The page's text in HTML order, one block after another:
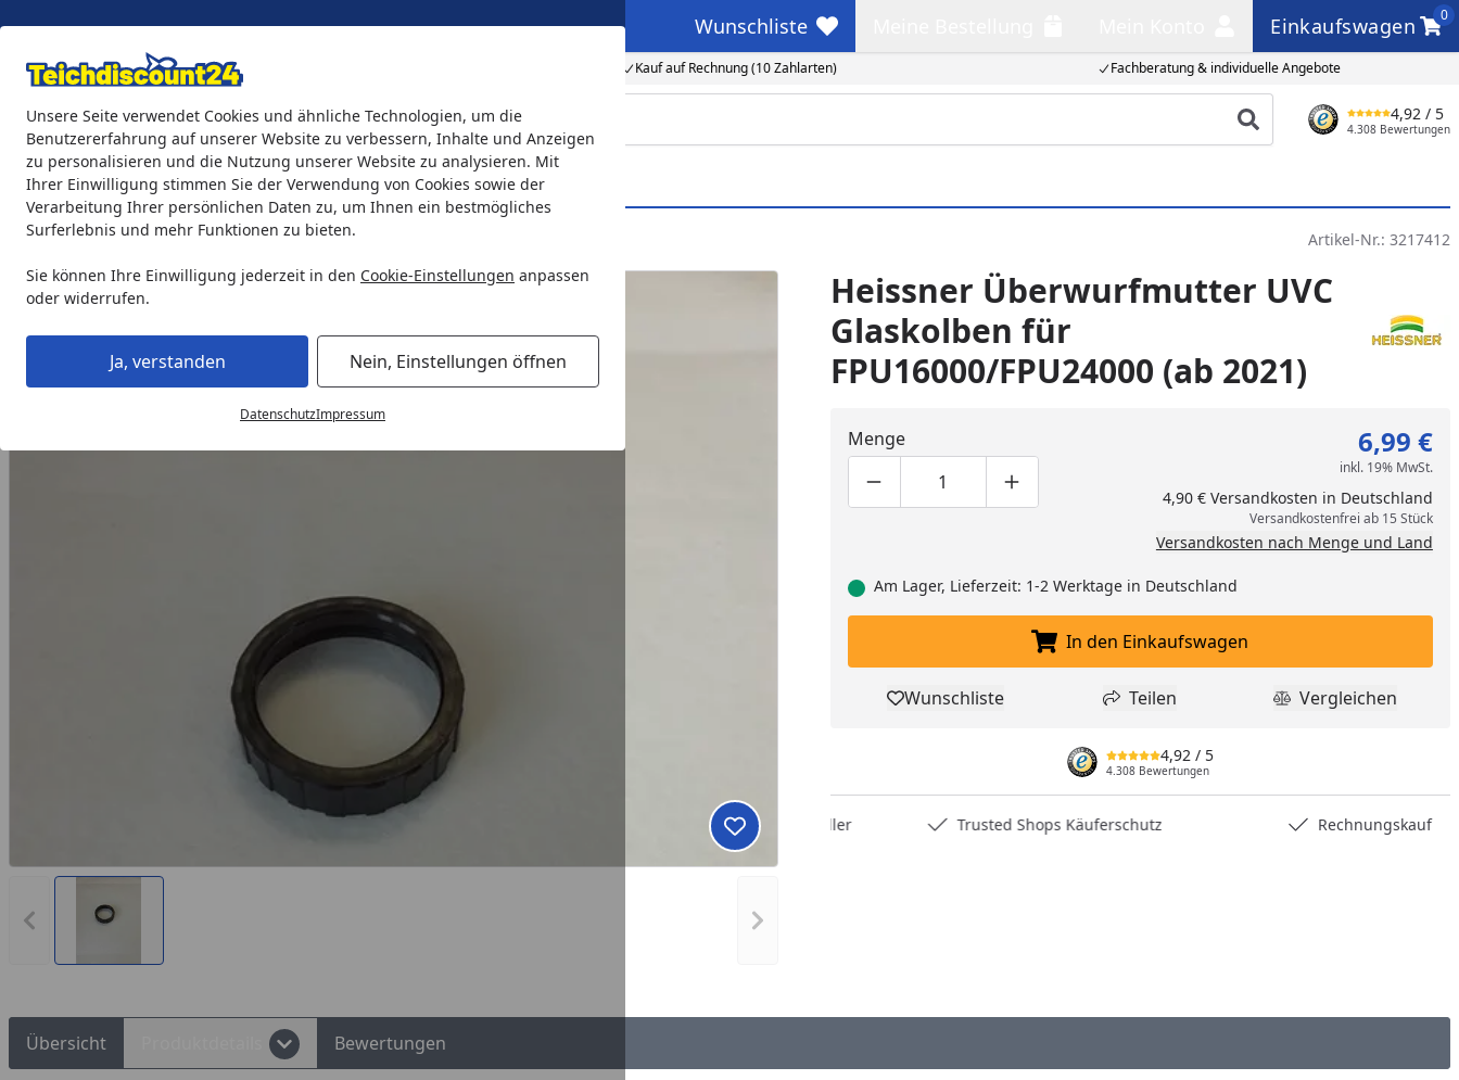
Unsere Seite verwendet Cookies und ähnliche Technologien, um die
Benutzererfahrung auf unserer Website zu verbessern, Inhalte und Anzeigen
zu personalisieren und die Nutzung unserer Website zu analysieren. Mit
Ihrer Einwilligung stimmen Sie der Verwendung von Cookies sowie der
Verarbeitung Ihrer persönlichen Daten zu, um Ihnen ein bestmögliches
Surferlebnis und mehr Funktionen zu bieten.
Sie können Ihre Einwilligung jederzeit in den Cookie-Einstellungen anpassen
oder widerrufen.
Ja, verstanden Nein, Einstellungen öffnen
DatenschutzImpressum
Eigene Montage-Teams Kauf auf Rechnung (10 Zahlarten) Fachberatung & individuelle Angebote
Wunschliste
Wunschliste Einkaufswagen
0
Einkaufswagen
Produkt suchen
4,92 / 5
4.308 Bewertungen
Teichprodukte Aquaristik Söll Teichpflege & Fischfutter
Heissner Überwurfmutter UVC Glaskolben für FPU16000/FPU24000 (ab 2021) Artikel-Nr.: 3217412
Vorheriges Bild anzeigen Nächstes Bild anzeigen
Produkt zur Wunschliste hinzufügen
Heissner Überwurfmutter UVC
Glaskolben für
FPU16000/FPU24000 (ab 2021)
Menge
Produktmenge um eins verringern
Produktmenge manuell eingeben
Produktmenge um eins erhöhen
6,99 €
inkl. 19% MwSt.
4,90 € Versandkosten in Deutschland
Versandkostenfrei ab 15 Stück
Versandkosten nach Menge und Land
Am Lager, Lieferzeit: 1-2 Werktage in Deutschland
In den Einkaufswagen legen
In den Einkaufswagen
Produkt zur Wunschliste hinzufügen
Wunschliste Teilen
Teilen Produkt
Vergleichen
4,92 / 5
4.308 Bewertungen
Montageservice Deutschlands bester Händler Trusted Shops Käuferschutz Rechnungskauf
Übersicht Bewertungen